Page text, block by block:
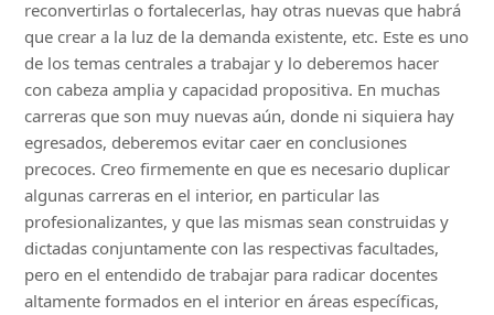
reconvertirlas o fortalecerlas, hay otras nuevas que habrá
que crear a la luz de la demanda existente, etc. Este es uno
de los temas centrales a trabajar y lo deberemos hacer
con cabeza amplia y capacidad propositiva. En muchas
carreras que son muy nuevas aún, donde ni siquiera hay
egresados, deberemos evitar caer en conclusiones
precoces. Creo firmemente en que es necesario duplicar
algunas carreras en el interior, en particular las
profesionalizantes, y que las mismas sean construidas y
dictadas conjuntamente con las respectivas facultades,
pero en el entendido de trabajar para radicar docentes
altamente formados en el interior en áreas específicas,